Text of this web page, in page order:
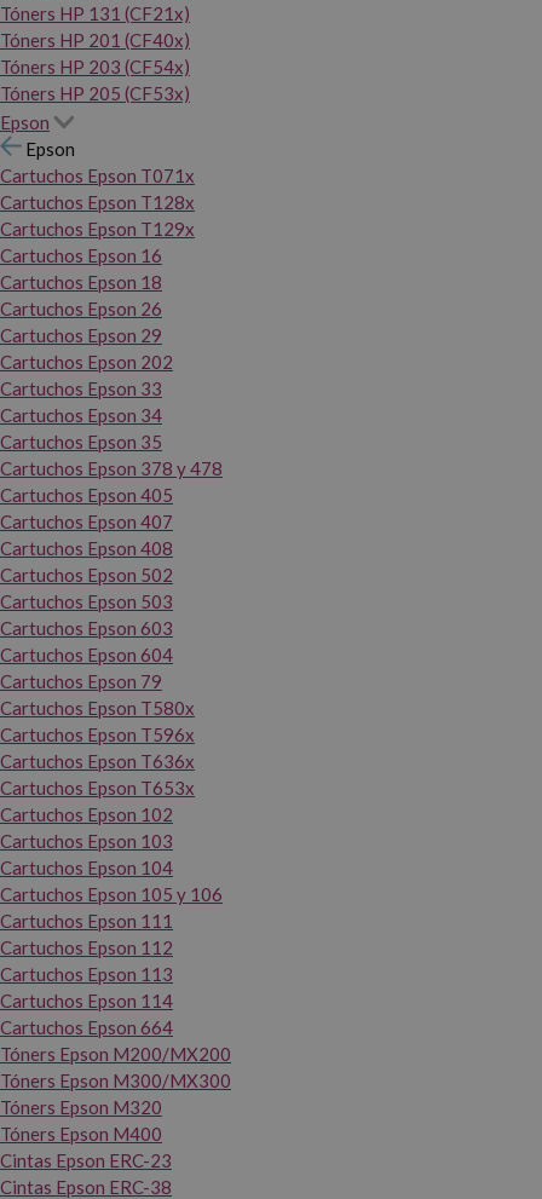
Tóners HP 131 (CF21x)
Tóners HP 201 (CF40x)
Tóners HP 203 (CF54x)
Tóners HP 205 (CF53x)
Epson
Epson
Cartuchos Epson T071x
Cartuchos Epson T128x
Cartuchos Epson T129x
Cartuchos Epson 16
Cartuchos Epson 18
Cartuchos Epson 26
Cartuchos Epson 29
Cartuchos Epson 202
Cartuchos Epson 33
Cartuchos Epson 34
Cartuchos Epson 35
Cartuchos Epson 378 y 478
Cartuchos Epson 405
Cartuchos Epson 407
Cartuchos Epson 408
Cartuchos Epson 502
Cartuchos Epson 503
Cartuchos Epson 603
Cartuchos Epson 604
Cartuchos Epson 79
Cartuchos Epson T580x
Cartuchos Epson T596x
Cartuchos Epson T636x
Cartuchos Epson T653x
Cartuchos Epson 102
Cartuchos Epson 103
Cartuchos Epson 104
Cartuchos Epson 105 y 106
Cartuchos Epson 111
Cartuchos Epson 112
Cartuchos Epson 113
Cartuchos Epson 114
Cartuchos Epson 664
Tóners Epson M200/MX200
Tóners Epson M300/MX300
Tóners Epson M320
Tóners Epson M400
Cintas Epson ERC-23
Cintas Epson ERC-38